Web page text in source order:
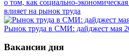
о том, как социально-
влияет на рынок труда
Рынок труда в СМИ: дайджест мая
Вакансии дня